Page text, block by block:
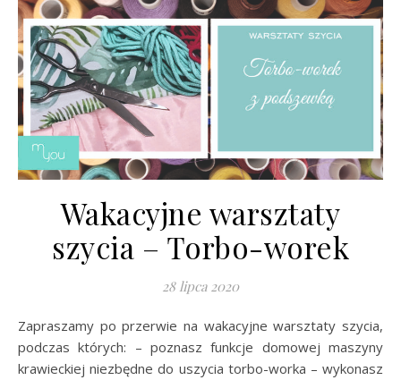
Wakacyjne warsztaty
szycia – Torbo-worek
28 lipca 2020
Zapraszamy po przerwie na wakacyjne warsztaty szycia,
podczas których: – poznasz funkcje domowej maszyny
krawieckiej niezbędne do uszycia torbo-worka – wykonasz